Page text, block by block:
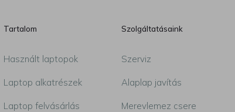
Tartalom
Használt laptopok
Laptop alkatrészek
Laptop felvásárlás
Szolgáltatásaink
Szerviz
Alaplap javítás
Merevlemez csere